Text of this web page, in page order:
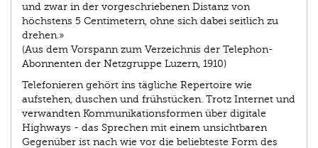
und zwar in der vorgeschriebenen Distanz von
höchstens 5 Centimetern, ohne sich dabei seitlich zu
drehen.»
(Aus dem Vorspann zum Verzeichnis der Telephon-
Abonnenten der Netzgruppe Luzern, 1910)
Telefonieren gehört ins tägliche Repertoire wie
aufstehen, duschen und frühstücken. Trotz Internet und
verwandten Kommunikationsformen über digitale
Highways - das Sprechen mit einem unsichtbaren
Gegenüber ist nach wie vor die beliebteste Form des